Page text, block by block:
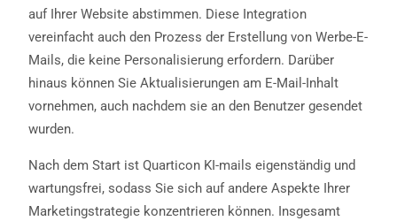
auf Ihrer Website abstimmen. Diese Integration
vereinfacht auch den Prozess der Erstellung von Werbe-E-
Mails, die keine Personalisierung erfordern. Darüber
hinaus können Sie Aktualisierungen am E-Mail-Inhalt
vornehmen, auch nachdem sie an den Benutzer gesendet
wurden.
Nach dem Start ist Quarticon KI-mails eigenständig und
wartungsfrei, sodass Sie sich auf andere Aspekte Ihrer
Marketingstrategie konzentrieren können. Insgesamt